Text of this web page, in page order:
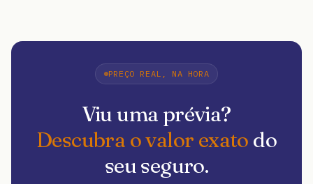
PREÇO REAL, NA HORA
Viu uma prévia?
Descubra o valor exato do
seu seguro.